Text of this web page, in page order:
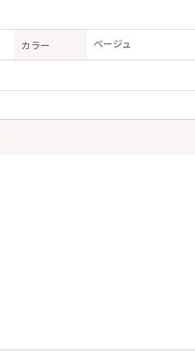
カラー ベージュ